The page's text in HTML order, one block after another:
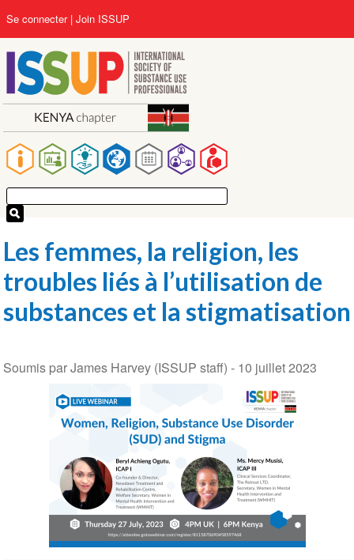
au
contenu
principal
Main
navigation
User
account
menu
Se connecter Join ISSUP
Les femmes, la religion, les
troubles liés à l’utilisation de
substances et la stigmatisation
Soumis par James Harvey (ISSUP staff) - 10 juillet 2023